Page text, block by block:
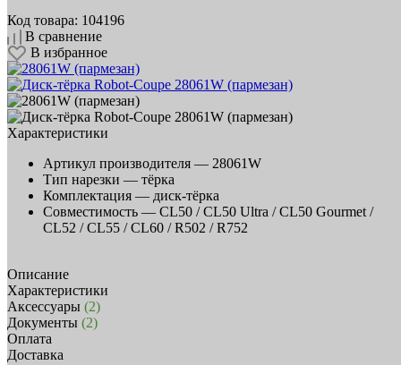
Код товара: 104196
В сравнение
В избранное
Характеристики
Артикул производителя — 28061W
Тип нарезки — тёрка
Комплектация — диск-тёрка
Совместимость — CL50 / CL50 Ultra / CL50 Gourmet /
CL52 / CL55 / CL60 / R502 / R752
Описание
Характеристики
Аксессуары (2)
Документы (2)
Оплата
Доставка